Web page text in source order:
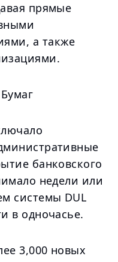
прямые
а также
банковского
недели или
системы DUL
в одночасье.
3,000 новых